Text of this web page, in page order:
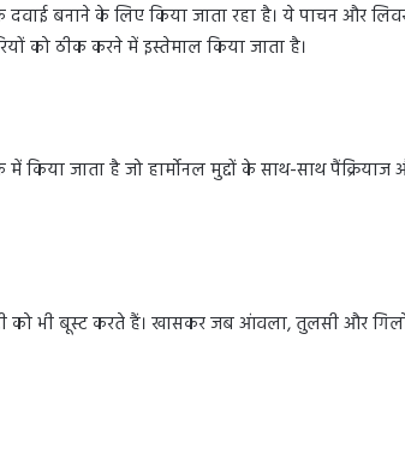
बनाने के लिए किया जाता रहा है। ये पाचन और लिवर
को ठीक करने में इस्तेमाल किया जाता है।
जाता है जो हार्मोनल मुद्दों के साथ-साथ पैंक्रियाज
को भी बूस्ट करते हैं। खासकर जब आंवला, तुलसी और